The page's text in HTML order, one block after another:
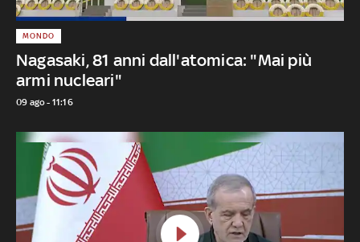
Nagasaki, 81 anni dall'atomica: "Mai più
armi nucleari"
MONDO
09 ago - 11:16